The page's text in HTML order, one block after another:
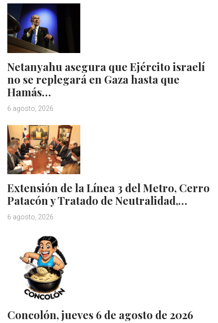
Netanyahu asegura que Ejército israelí
no se replegará en Gaza hasta que
Hamás…
6 agosto, 2026
Extensión de la Línea 3 del Metro, Cerro
Patacón y Tratado de Neutralidad,…
6 agosto, 2026
Concolón, jueves 6 de agosto de 2026